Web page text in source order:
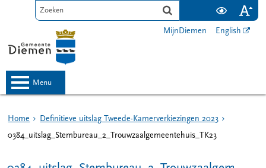
MijnDiemen English
menu
Home
Definitieve uitslag Tweede-Kamerverkiezingen 2023
0384_uitslag_Stembureau_2_Trouwzaalgemeentehuis_TK23